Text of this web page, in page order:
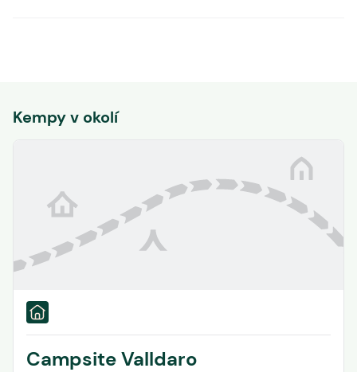
Kempy v okolí
Campsite Valldaro